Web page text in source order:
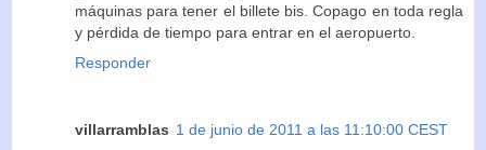
máquinas para tener el billete bis. Copago en toda regla
y pérdida de tiempo para entrar en el aeropuerto.
Responder
villarramblas 1 de junio de 2011 a las 11:10:00 CEST